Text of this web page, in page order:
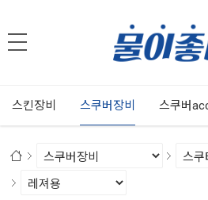
스킨장비 스쿠버장비 스쿠버